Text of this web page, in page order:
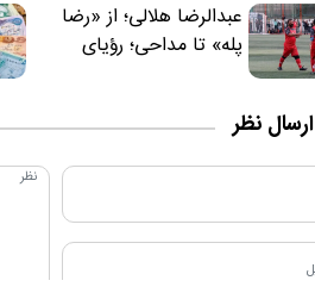
عبدالرضا هلالی؛ از «رضا
پله» تا مداحی؛ رؤیای
ارسال نظر